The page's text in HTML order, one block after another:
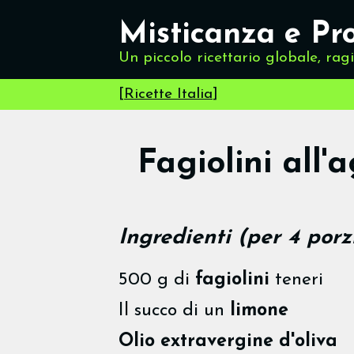
Misticanza e
Un piccolo ricettario globale,
[Ricette Italia]
Fagiolini
Ingredienti (per 4
500 g di fagiolini teneri
Il succo di un limone
Olio extravergine d'oliva